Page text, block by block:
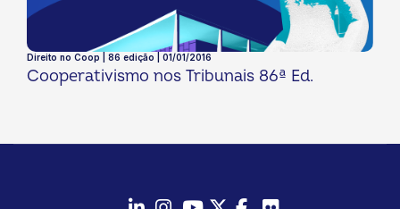
Direito no Coop | 86 edição | 01/01/2016
Cooperativismo nos Tribunais 86ª Ed.